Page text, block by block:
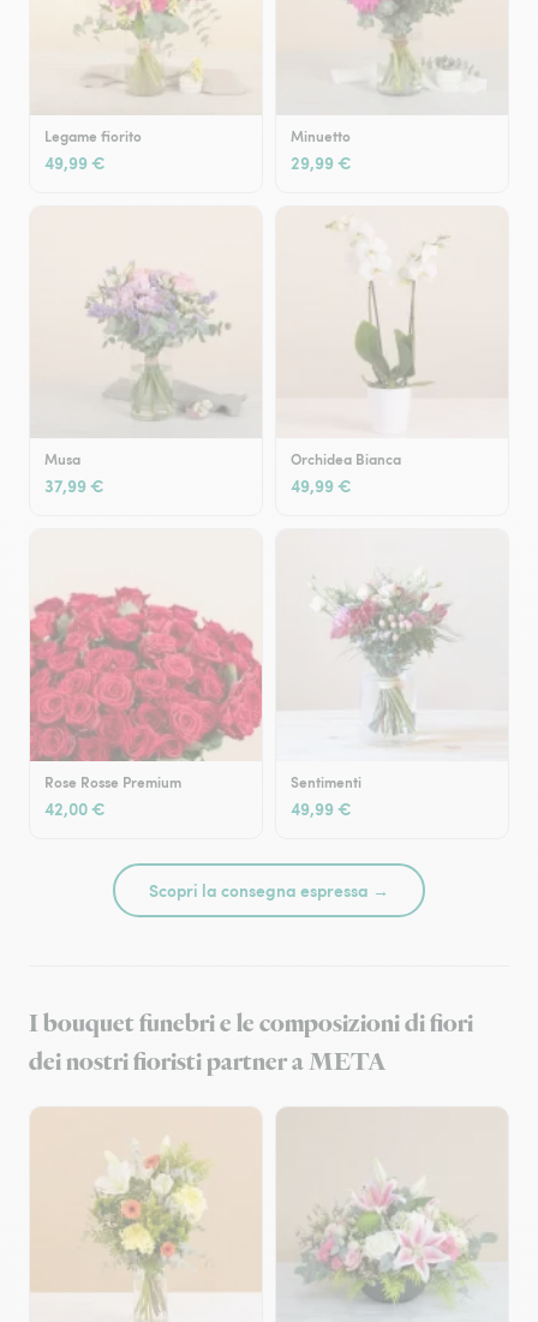
Legame fiorito
49,99 €
Minuetto
29,99 €
Musa
37,99 €
Orchidea Bianca
49,99 €
Rose Rosse Premium
42,00 €
Sentimenti
49,99 €
Scopri la consegna espressa →
I bouquet funebri e le composizioni di fiori
dei nostri fioristi partner a META